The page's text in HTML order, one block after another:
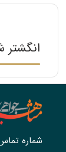
انگشتر
شماره